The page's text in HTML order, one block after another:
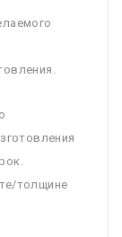
толщине